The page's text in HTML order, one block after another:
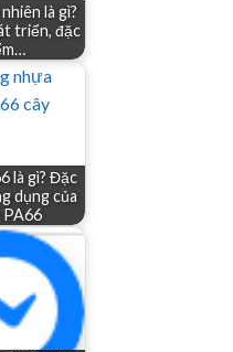
là gì?
triển, đặc
là gì? Đặc
dụng của
PA66